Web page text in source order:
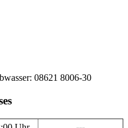
08621 8006-30